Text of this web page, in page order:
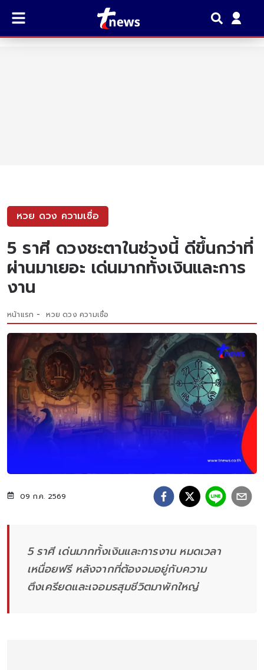
หวย ดวง ความเชื่อ
5 ราศี ดวงชะตาในช่วงนี้ ดีขึ้นกว่าที่
ผ่านมาเยอะ เด่นมากทั้งเงินและการ
งาน
หน้าแรก หวย ดวง ความเชื่อ
09 ก.ค. 2569
5 ราศี เด่นมากทั้งเงินและการงาน หมดเวลา
เหนื่อยฟรี หลังจากที่ต้องจมอยู่กับความ
ตึงเครียดและเจอมรสุมชีวิตมาพักใหญ่